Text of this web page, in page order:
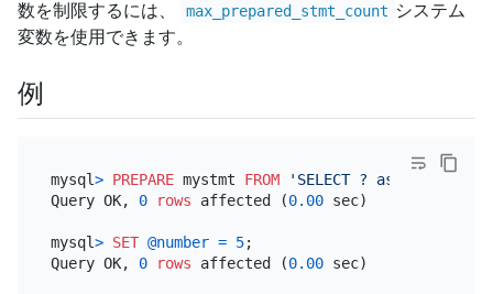
数を制限するには、
max_prepared_stmt_count システム
変数を使用できます。
例
mysql> PREPARE mystmt FROM
'SELECT ? as num FROM
Query OK, 0 rows affected (0.00 sec)
mysql> SET @number = 5;
Query OK, 0 rows affected (0.00 sec)